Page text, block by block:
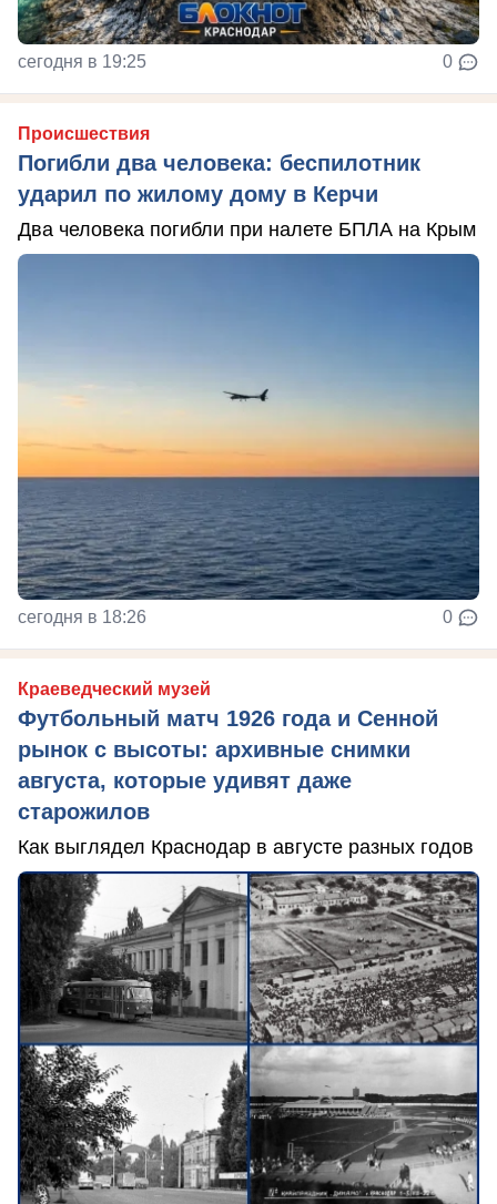
сегодня в 19:25 0
Происшествия
Погибли два человека: беспилотник
ударил по жилому дому в Керчи
Два человека погибли при налете БПЛА на Крым
сегодня в 18:26 0
Краеведческий музей
Футбольный матч 1926 года и Сенной
рынок с высоты: архивные снимки
августа, которые удивят даже
старожилов
Как выглядел Краснодар в августе разных годов